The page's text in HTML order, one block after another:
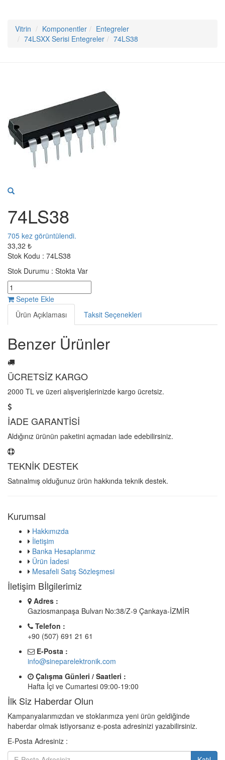
Vitrin Komponentler
Entegreler
74LSXX Serisi Entegreler
74LS38
74LS38
705 kez görüntülendi.
33,32 ₺
Stok Kodu : 74LS38
Stok Durumu : Stokta Var
Sepete Ekle
Ürün Açıklaması
Taksit Seçenekleri
Benzer Ürünler
ÜCRETSİZ KARGO
2000 TL ve üzeri alışverişlerinizde kargo ücretsiz.
İADE GARANTİSİ
Aldığınız ürünün paketini açmadan iade edebilirsiniz.
TEKNİK DESTEK
Satınalmış olduğunuz ürün hakkında teknik destek.
Kurumsal
Hakkımızda
İletişim
Banka Hesaplarımız
Ürün İadesi
Mesafeli Satış Sözleşmesi
İletişim Bİlgilerimiz
Adres :
Gaziosmanpaşa Bulvarı No:38/Z-9 Çankaya-İZMİR
Telefon :
+90 (507) 691 21 61
E-Posta :
info@sineparelektronik.com
Çalışma Günleri / Saatleri :
Hafta İçi ve Cumartesi 09:00-19:00
İlk Siz Haberdar Olun
Kampanyalarımızdan ve stoklarımıza yeni ürün geldiğinde
haberdar olmak istiyorsanız e-posta adresinizi yazabilirsiniz.
E-Posta Adresiniz :